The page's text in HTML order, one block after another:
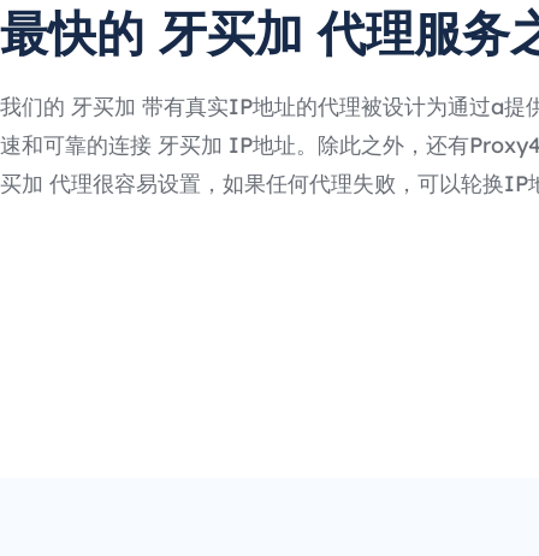
最快的 牙买加 代理服务
我们的 牙买加 带有真实IP地址的代理被设计为通过a提
速和可靠的连接 牙买加 IP地址。除此之外，还有
买加 代理很容易设置，如果任何代理失败，可以轮换IP